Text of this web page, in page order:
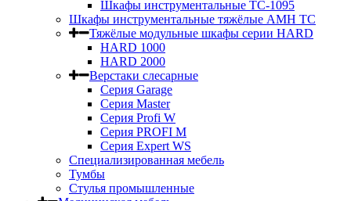
Шкафы инструментальные TC-1095
Шкафы инструментальные тяжёлые AMH TC
Тяжёлые модульные шкафы серии HARD
HARD 1000
HARD 2000
Верстаки слесарные
Серия Garage
Серия Master
Серия Profi W
Серия PROFI M
Серия Expert WS
Специализированная мебель
Тумбы
Стулья промышленные